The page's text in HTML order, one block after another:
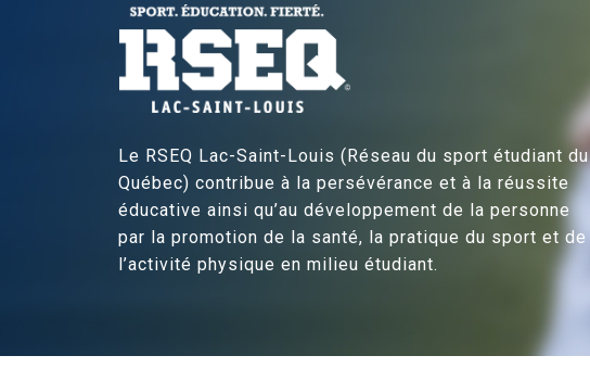
Le RSEQ Lac-Saint-Louis (Réseau du sport étudiant du
Québec) contribue à la persévérance et à la réussite
éducative ainsi qu’au développement de la personne
par la promotion de la santé, la pratique du sport et de
l’activité physique en milieu étudiant.